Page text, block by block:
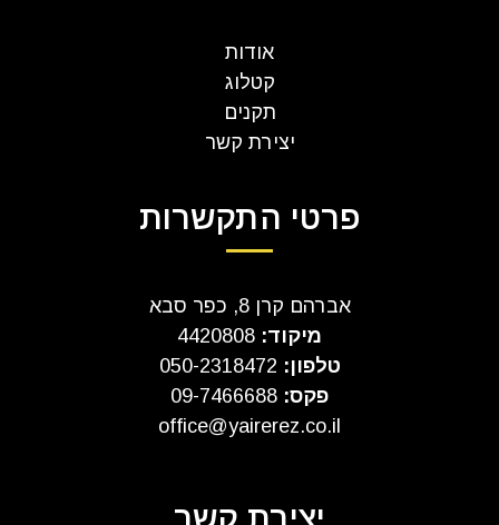
אודות
קטלוג
תקנים
יצירת קשר
פרטי התקשרות
אברהם קרן 8, כפר סבא
מיקוד:
טלפון:
פקס: 09-7466688
office@yairerez.co.il